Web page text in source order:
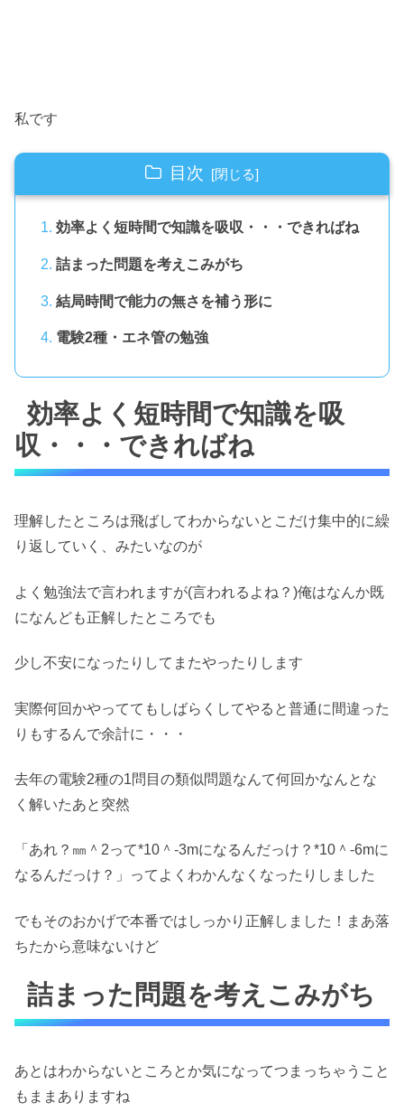
私です
目次
効率よく短時間で知識を吸収・・・できればね
詰まった問題を考えこみがち
結局時間で能力の無さを補う形に
電験2種・エネ管の勉強
効率よく短時間で知識を吸
収・・・できればね
理解したところは飛ばしてわからないとこだけ集中的に繰
り返していく、みたいなのが
よく勉強法で言われますが(言われるよね？)俺はなんか既
になんども正解したところでも
少し不安になったりしてまたやったりします
実際何回かやっててもしばらくしてやると普通に間違った
りもするんで余計に・・・
去年の電験2種の1問目の類似問題なんて何回かなんとな
く解いたあと突然
「あれ？㎜＾2って*10＾-3mになるんだっけ？*10＾-6mに
なるんだっけ？」ってよくわかんなくなったりしました
でもそのおかげで本番ではしっかり正解しました！まあ落
ちたから意味ないけど
詰まった問題を考えこみがち
あとはわからないところとか気になってつまっちゃうこと
もままありますね